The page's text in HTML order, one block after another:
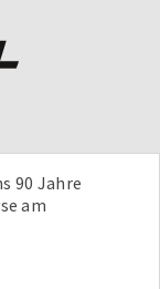
90 Jahre
am